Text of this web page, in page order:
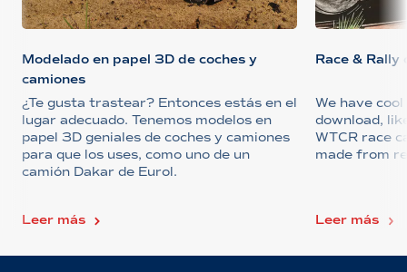
Modelado en papel 3D de coches y
camiones
¿Te gusta trastear? Entonces estás en el
lugar adecuado. Tenemos modelos en
papel 3D geniales de coches y camiones
para que los uses, como uno de un
camión Dakar de Eurol.
Leer más
Race & Rally
We have
download,
WTCR race
made from
Leer más